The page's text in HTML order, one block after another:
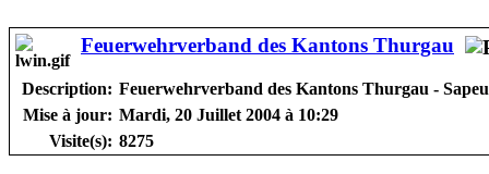
Feuerwehrverband des Kantons Thurgau
Description: Feuerwehrverband des Kantons Thurgau -
Mise à jour: Mardi, 20 Juillet 2004 à 10:29
Visite(s): 8275